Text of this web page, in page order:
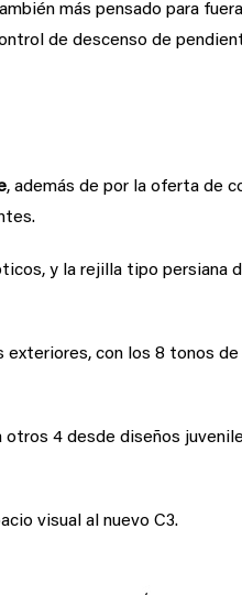
más pensado para
de descenso de
, además de por la oferta de
y la rejilla tipo persiana
con los 8 tonos
4 desde diseños
visual al nuevo C3.